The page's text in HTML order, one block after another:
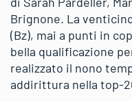
Brignone. La
(Bz), mai a punti in
bella qualificazione
realizzato il nono
addirittura nella top-